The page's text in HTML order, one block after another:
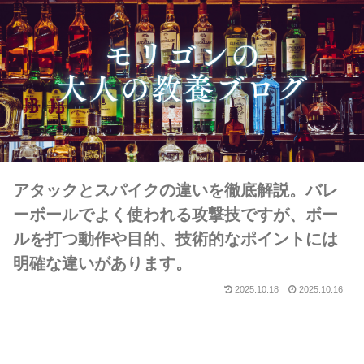
アタックとスパイクの違いを徹底解説。バレ
ーボールでよく使われる攻撃技ですが、ボー
ルを打つ動作や目的、技術的なポイントには
明確な違いがあります。
2025.10.18 2025.10.16